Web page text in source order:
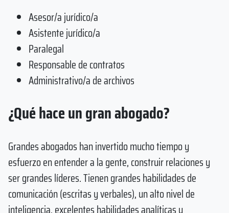
Asesor/a jurídico/a
Asistente jurídico/a
Paralegal
Responsable de contratos
Administrativo/a de archivos
¿Qué hace un gran abogado?
Grandes abogados han invertido mucho tiempo y
esfuerzo en entender a la gente, construir relaciones y
ser grandes líderes. Tienen grandes habilidades de
comunicación (escritas y verbales), un alto nivel de